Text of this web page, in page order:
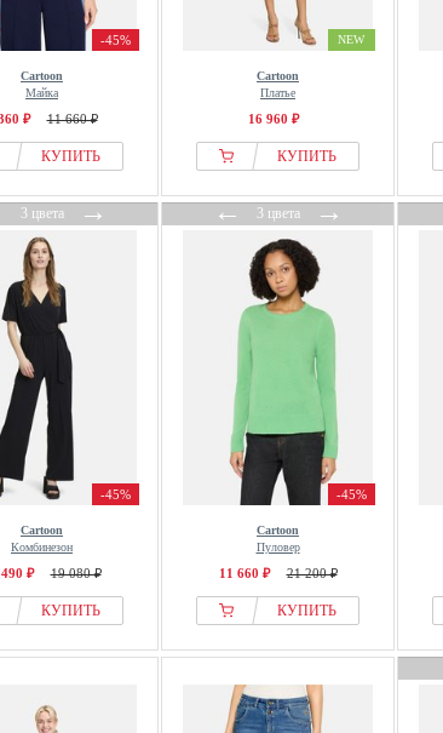
-45%
Cartoon
Майка
₽ 11 660 ₽
КУПИТЬ
NEW
Cartoon
Платье
16 960 ₽
КУПИТЬ
3 цвета→
-45%
Cartoon
Комбинезон
₽ 19 080 ₽
КУПИТЬ
←3 цвета→
-45%
Cartoon
Пуловер
11 660 ₽ 21 200 ₽
КУПИТЬ